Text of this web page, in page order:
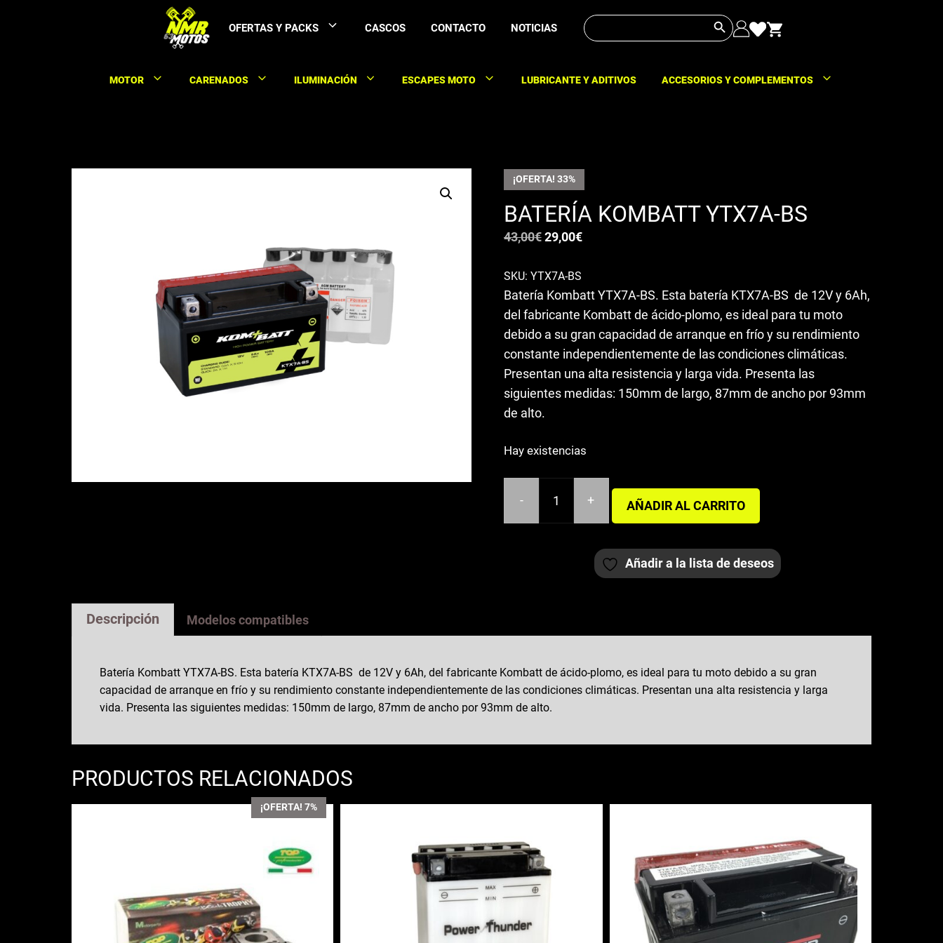
OFERTAS Y PACKS CASCOS CONTACTO NOTICIAS Buscar: Botón de búsqueda
MOTOR CARENADOS ILUMINACIÓN ESCAPES MOTO LUBRICANTE Y ADITIVOS ACCESORIOS Y COMPLEMENTOS
¡OFERTA! 33%
BATERÍA KOMBATT YTX7A-BS
43,00€ El
original
era:
43,00€.
29,00€El
es:
29,00€.
SKU: YTX7A-BS
Batería Kombatt YTX7A-BS. Esta batería KTX7A-BS de 12V y 6Ah,
del fabricante Kombatt de ácido-plomo, es ideal para tu moto
debido a su gran capacidad de arranque en frío y su rendimiento
constante independientemente de las condiciones climáticas.
Presentan una alta resistencia y larga vida. Presenta las
siguientes medidas: 150mm de largo, 87mm de ancho por 93mm
de alto.
Hay existencias
-
KOMBATT
+ AÑADIR AL CARRITO
Añadir a la lista de deseos
Descripción Modelos compatibles
Batería Kombatt YTX7A-BS. Esta batería KTX7A-BS de 12V y 6Ah, del fabricante Kombatt de ácido-plomo, es ideal para tu moto debido a su gran
capacidad de arranque en frío y su rendimiento constante independientemente de las condiciones climáticas. Presentan una alta resistencia y larga
vida. Presenta las siguientes medidas: 150mm de largo, 87mm de ancho por 93mm de alto.
PRODUCTOS RELACIONADOS
¡OFERTA! 7%